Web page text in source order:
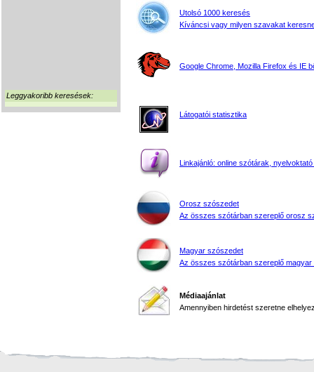
Leggyakoribb keresések:
Utolsó 1000 keresés
Kíváncsi vagy milyen szavakat
Google Chrome, Mozilla Firefox és IE
Látogatói statisztika
Linkajánló: online szótárak, nyelvoktató
Orosz szószedet
Az összes szótárban szereplő orosz
Magyar szószedet
Az összes szótárban szereplő magyar
Médiaajánlat
Amennyiben hirdetést szeretne